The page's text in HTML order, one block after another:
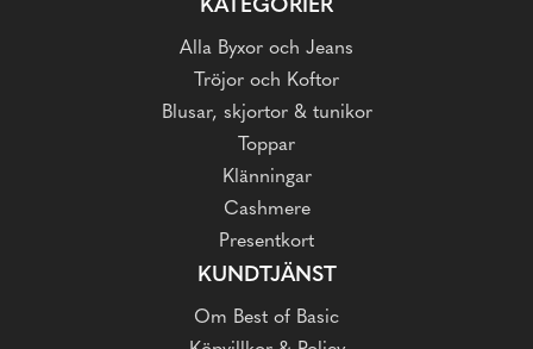
KATEGORIER
Alla Byxor och Jeans
Tröjor och Koftor
Blusar, skjortor & tunikor
Toppar
Klänningar
Cashmere
Presentkort
KUNDTJÄNST
Om Best of Basic